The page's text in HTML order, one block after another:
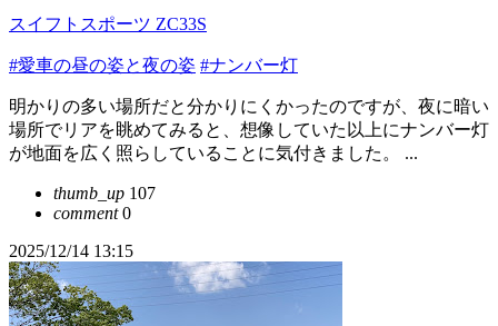
スイフトスポーツ ZC33S
#愛車の昼の姿と夜の姿 #ナンバー灯
明かりの多い場所だと分かりにくかったのですが、夜に暗い
場所でリアを眺めてみると、想像していた以上にナンバー灯
が地面を広く照らしていることに気付きました。 ...
thumb_up 107
comment0
2025/12/14 13:15